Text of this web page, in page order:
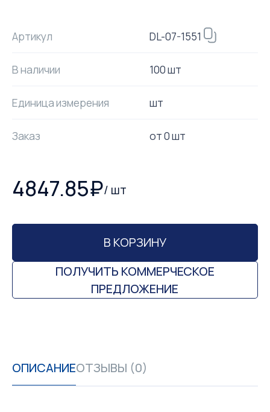
Артикул DL-07-1551
В наличии 100 шт
Единица измерения шт
Заказ от0шт
4847.85₽/ шт
В КОРЗИНУ
ПОЛУЧИТЬ КОММЕРЧЕСКОЕ
ПРЕДЛОЖЕНИЕ
ОПИСАНИЕОТЗЫВЫ (0)